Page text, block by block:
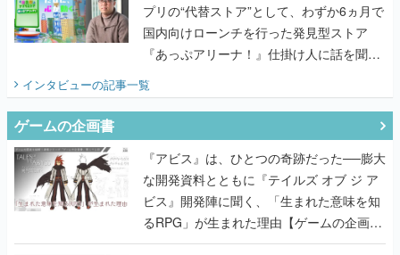
プリの“代替ストア”として、わずか6ヵ月で
国内向けローンチを行った発見型ストア
『あっぷアリーナ！』仕掛け人に話を聞い
インタビューの記事一覧
ゲームの企画書
『アビス』は、ひとつの奇跡だった──膨大
な開発資料とともに『テイルズ オブ ジ ア
ビス』開発陣に聞く、「生まれた意味を知
るRPG」が生まれた理由【ゲームの企画
書】